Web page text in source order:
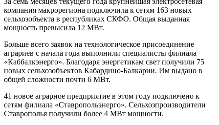
компания макрорегиона подключила к сетям 163 новых
сельхозобъекта в республиках СКФО. Общая выданная
мощность превысила 12 МВт.
Больше всего заявок на технологическое присоединение
аграриев с начала года выполнили специалисты филиала
«Каббалкэнерго». Благодаря энергетикам свет получили 75
новых сельхозобъектов Кабардино-Балкарии. Им выдано в
общей сложности почти 6 МВт.
41 новое аграрное предприятие в этом году подключено к
сетям филиала «Ставропольэнерго». Сельхозпроизводители
Ставрополья получили более 4 МВт мощности.